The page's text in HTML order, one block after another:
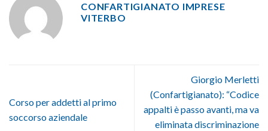
CONFARTIGIANATO IMPRESE
VITERBO
Corso per addetti al primo
soccorso aziendale
Giorgio Merletti
(Confartigianato): “Codice
appalti è passo avanti, ma va
eliminata discriminazione